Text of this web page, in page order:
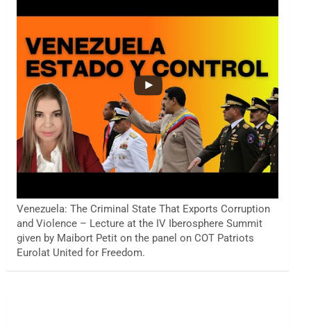
Venezuela: The Criminal State That Exports Corruption
and Violence – Lecture at the IV Iberosphere Summit
given by Maibort Petit on the panel on COT Patriots
Eurolat United for Freedom.